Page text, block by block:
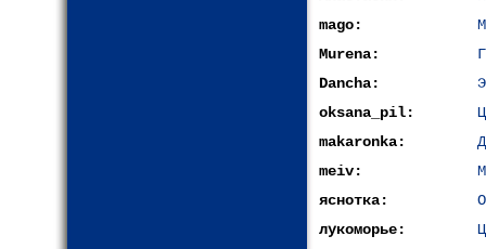
mago:
Murena:
Dancha:
oksana_pil:
makaronka:
meiv:
яснотка:
лукоморье: